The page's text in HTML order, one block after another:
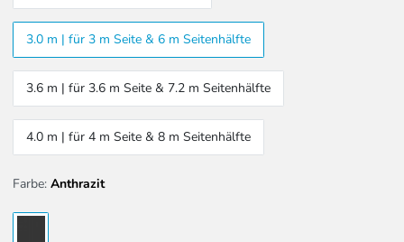
3.0 m | für 3 m Seite & 6 m Seitenhälfte
3.6 m | für 3.6 m Seite & 7.2 m Seitenhälfte
4.0 m | für 4 m Seite & 8 m Seitenhälfte
Farbe: Anthrazit